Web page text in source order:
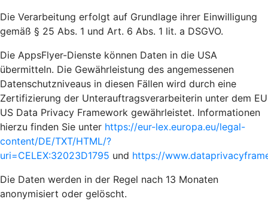
Die Verarbeitung erfolgt auf Grundlage ihrer Einwilligung
gemäß § 25 Abs. 1 und Art. 6 Abs. 1 lit. a DSGVO.
Die AppsFlyer-Dienste können Daten in die USA
übermitteln. Die Gewährleistung des angemessenen
Datenschutzniveaus in diesen Fällen wird durch eine
Zertifizierung der Unterauftragsverarbeiterin unter dem EU
US Data Privacy Framework gewährleistet. Informationen
hierzu finden Sie unter https://eur-lex.europa.eu/legal-
content/DE/TXT/HTML/?
uri=CELEX:32023D1795 und https://
Die Daten werden in der Regel nach 13 Monaten
anonymisiert oder gelöscht.